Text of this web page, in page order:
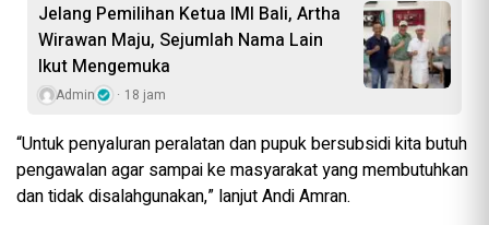
Jelang Pemilihan Ketua IMI Bali, Artha
Wirawan Maju, Sejumlah Nama Lain
Ikut Mengemuka
Admin 18 jam
“Untuk penyaluran peralatan dan pupuk bersubsidi kita butuh
pengawalan agar sampai ke masyarakat yang membutuhkan
dan tidak disalahgunakan,” lanjut Andi Amran.